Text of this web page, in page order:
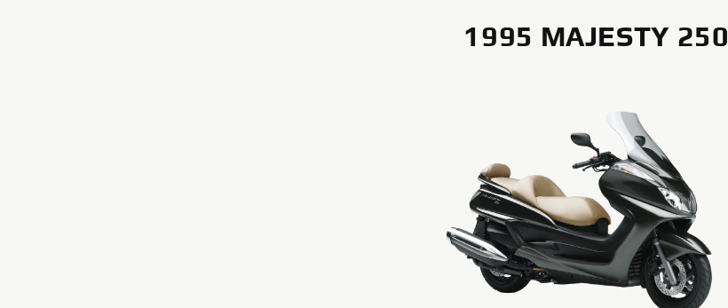
1995 MAJESTY 250